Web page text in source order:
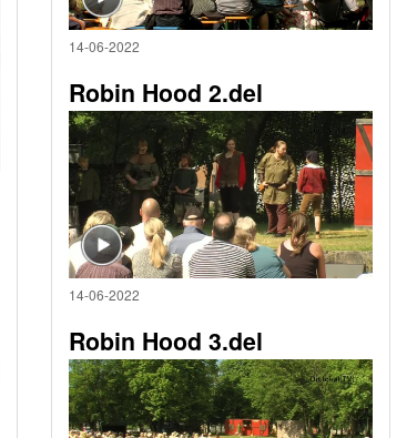
14-06-2022
Robin Hood 2.del
14-06-2022
Robin Hood 3.del